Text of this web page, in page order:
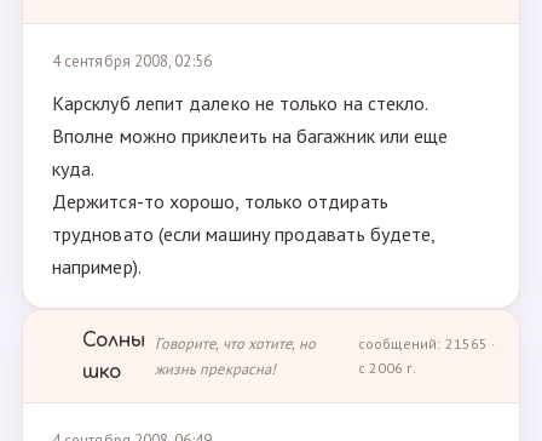
4 сентября 2008, 02:56
Карсклуб лепит далеко не только на стекло.
Вполне можно приклеить на багажник или еще
куда.
Держится-то хорошо, только отдирать
трудновато (если машину продавать будете,
например).
Солны
шко
Говорите, что хотите, но
жизнь прекрасна!
сообщений: 21565 ·
с 2006 г.